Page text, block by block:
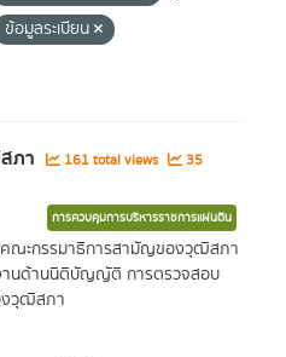
ข้อมูลระเบียน
ภา 161 total views
35
การควบคุมการบริหารราชการแผ่นดิน
คณะกรรมาธิการสามัญของวุฒิสภา
านด้านนิติบัญญัติ การตรวจสอบ
งวุฒิสภา